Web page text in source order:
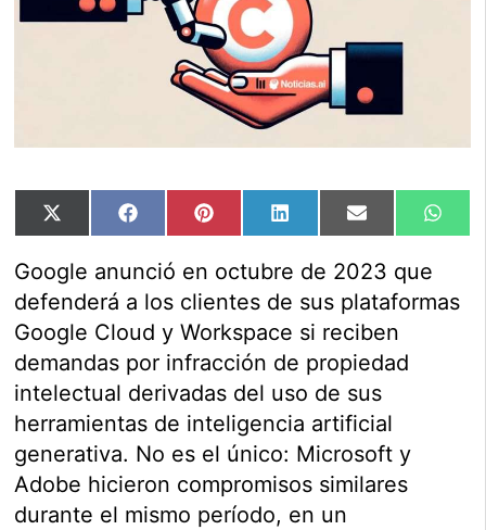
Compartir
en
X
Compartir
en
FacebookCompartir
en
PinterestCompartir
en
LinkedInCompartir
en
Email
en
Google anunció en octubre de 2023 que
defenderá a los clientes de sus plataformas
Google Cloud y Workspace si reciben
demandas por infracción de propiedad
intelectual derivadas del uso de sus
herramientas de inteligencia artificial
generativa. No es el único: Microsoft y
Adobe hicieron compromisos similares
durante el mismo período, en un